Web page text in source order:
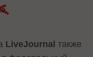
LiveJournal также